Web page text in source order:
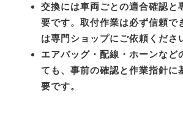
交換には車両ごとの適合確認と
要です。取付作業は必ず信頼で
は専門ショップにご依頼くださ
エアバッグ・配線・ホーンなど
ても、事前の確認と作業指針に
要です。